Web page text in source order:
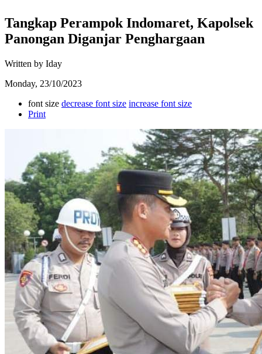
Tangkap Perampok Indomaret, Kapolsek
Panongan Diganjar Penghargaan
Written by Iday
Monday, 23/10/2023
font size decrease font size increase font size
Print